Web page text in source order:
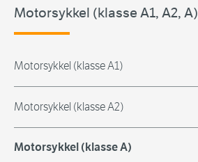
Motorsykkel (klasse A1, A2, A)
Motorsykkel (klasse A1)
Motorsykkel (klasse A2)
Motorsykkel (klasse A)